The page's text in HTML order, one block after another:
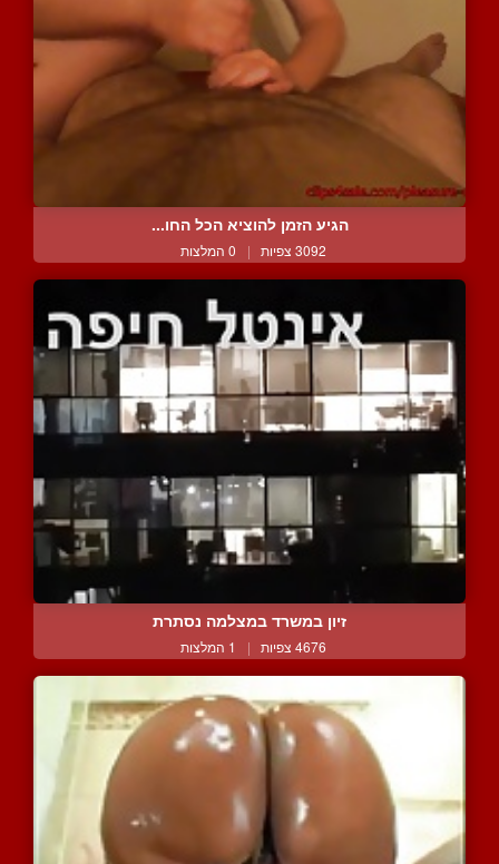
הגיע הזמן להוציא הכל החו...
3092 צפיות | 0 המלצות
זיון במשרד במצלמה נסתרת
4676 צפיות | 1 המלצות